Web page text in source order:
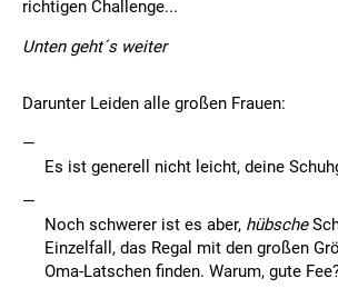
richtigen Challenge...
Unten geht´s weiter
Darunter Leiden alle großen Frauen:
Es ist generell nicht leicht, deine
Noch schwerer ist es aber, hübsche
Einzelfall, das Regal mit den großen
Oma-Latschen finden. Warum, gute